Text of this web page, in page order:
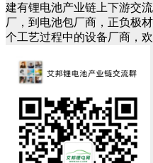
建有锂电池产业链上下游交
厂，到电池包厂商，正负极
个工艺过程中的设备厂商，欢